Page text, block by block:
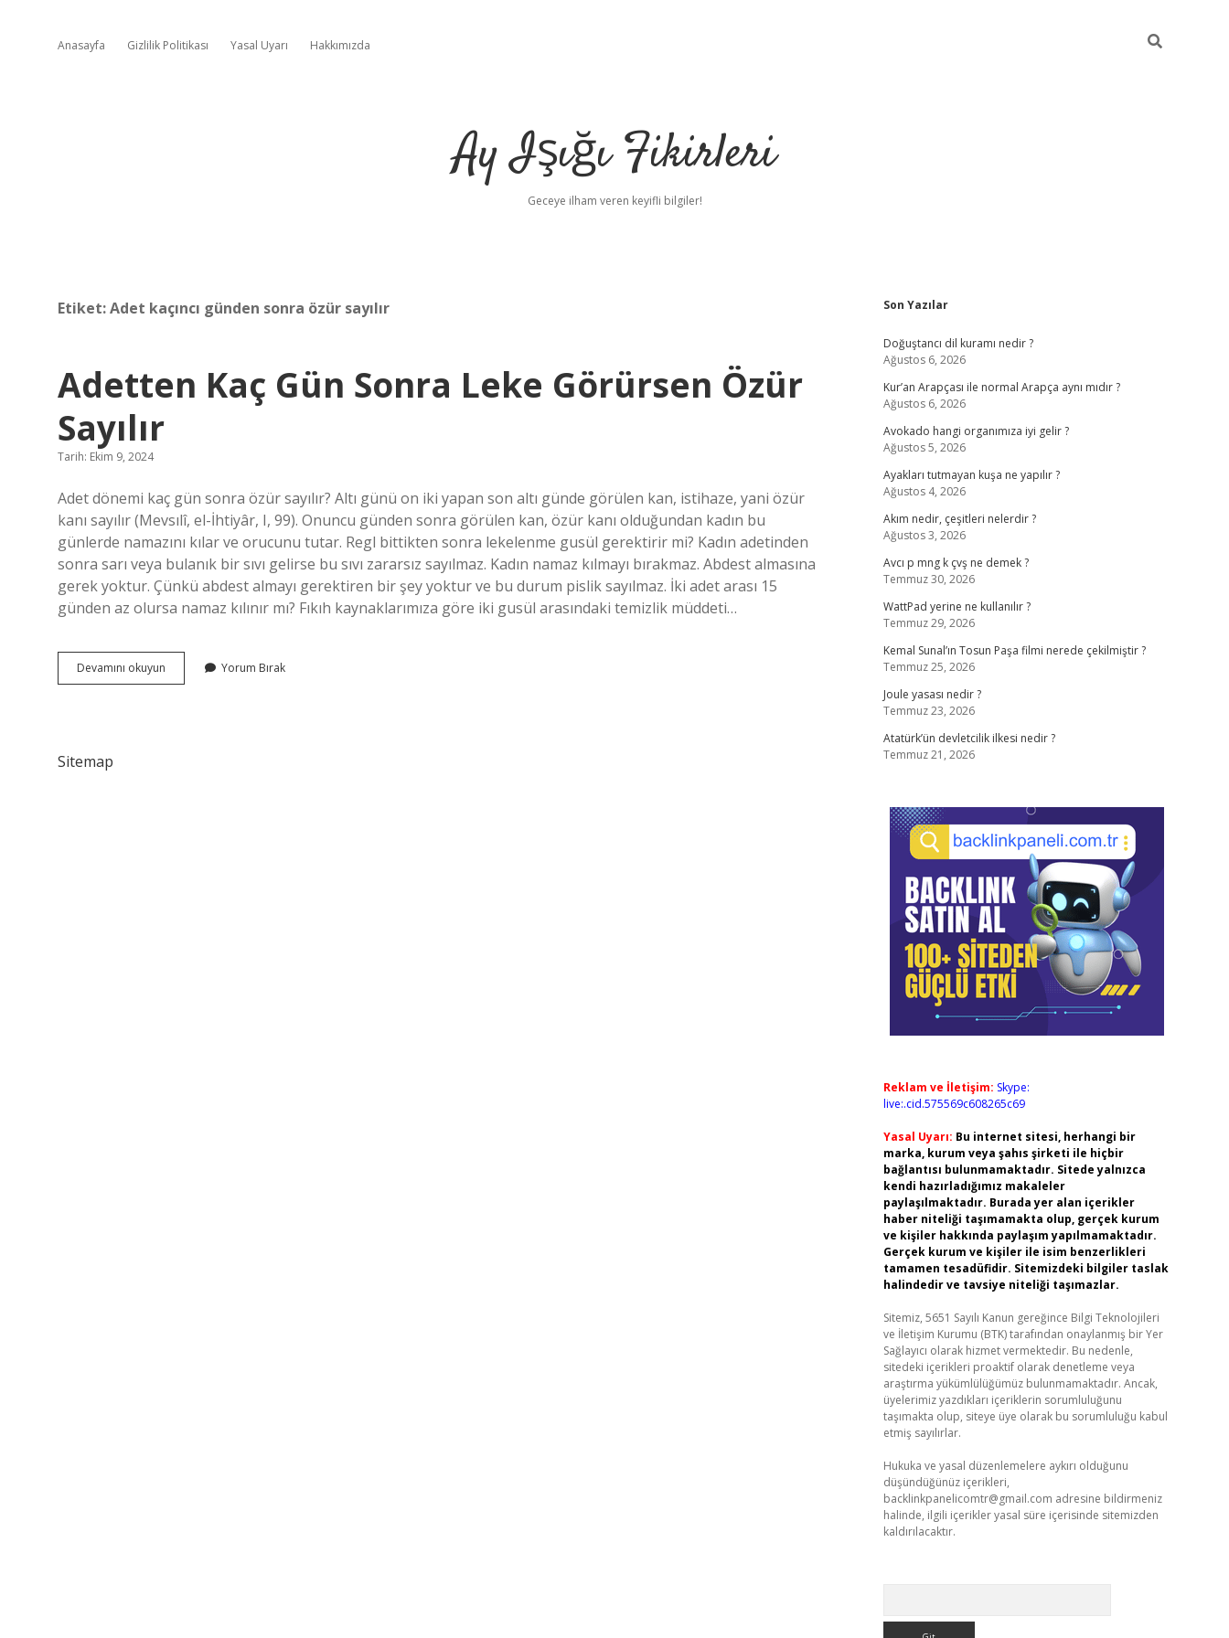
Anasayfa Gizlilik Politikası Yasal Uyarı Hakkımızda
Ay Işığı Fikirleri
Geceye ilham veren keyifli bilgiler!
Etiket:Adet kaçıncı günden sonra özür sayılır
Adetten Kaç Gün Sonra Leke Görürsen Özür
Sayılır
Tarih: Ekim 9, 2024
Adet dönemi kaç gün sonra özür sayılır? Altı günü on iki yapan son altı günde görülen kan, istihaze, yani özür
kanı sayılır (Mevsılî, el-İhtiyâr, I, 99). Onuncu günden sonra görülen kan, özür kanı olduğundan kadın bu
günlerde namazını kılar ve orucunu tutar. Regl bittikten sonra lekelenme gusül gerektirir mi? Kadın adetinden
sonra sarı veya bulanık bir sıvı gelirse bu sıvı zararsız sayılmaz. Kadın namaz kılmayı bırakmaz. Abdest almasına
gerek yoktur. Çünkü abdest almayı gerektiren bir şey yoktur ve bu durum pislik sayılmaz. İki adet arası 15
günden az olursa namaz kılınır mı? Fıkıh kaynaklarımıza göre iki gusül arasındaki temizlik müddeti…
Devamını okuyun Adetten
Kaç
Yorum Bırak
Sitemap
Sidebar
Son Yazılar
Doğuştancı dil kuramı nedir ?
Ağustos 6, 2026
Kur’an Arapçası ile normal Arapça aynı mıdır ?
Ağustos 6, 2026
Avokado hangi organımıza iyi gelir ?
Ağustos 5, 2026
Ayakları tutmayan kuşa ne yapılır ?
Ağustos 4, 2026
Akım nedir, çeşitleri nelerdir ?
Ağustos 3, 2026
Avcı p mng k çvş ne demek ?
Temmuz 30, 2026
WattPad yerine ne kullanılır ?
Temmuz 29, 2026
Kemal Sunal’ın Tosun Paşa filmi nerede çekilmiştir ?
Temmuz 25, 2026
Joule yasası nedir ?
Temmuz 23, 2026
Atatürk’ün devletcilik ilkesi nedir ?
Temmuz 21, 2026
Reklam ve İletişim: Skype:
live:.cid.575569c608265c69
Yasal Uyarı: Bu internet sitesi, herhangi bir
marka, kurum veya şahıs şirketi ile hiçbir
bağlantısı bulunmamaktadır. Sitede yalnızca
kendi hazırladığımız makaleler
paylaşılmaktadır. Burada yer alan içerikler
haber niteliği taşımamakta olup, gerçek kurum
ve kişiler hakkında paylaşım yapılmamaktadır.
Gerçek kurum ve kişiler ile isim benzerlikleri
tamamen tesadüfidir. Sitemizdeki bilgiler taslak
halindedir ve tavsiye niteliği taşımazlar.
Sitemiz, 5651 Sayılı Kanun gereğince Bilgi Teknolojileri
ve İletişim Kurumu (BTK) tarafından onaylanmış bir Yer
Sağlayıcı olarak hizmet vermektedir. Bu nedenle,
sitedeki içerikleri proaktif olarak denetleme veya
araştırma yükümlülüğümüz bulunmamaktadır. Ancak,
üyelerimiz yazdıkları içeriklerin sorumluluğunu
taşımakta olup, siteye üye olarak bu sorumluluğu kabul
etmiş sayılırlar.
Hukuka ve yasal düzenlemelere aykırı olduğunu
düşündüğünüz içerikleri,
backlinkpanelicomtr@gmail.com adresine bildirmeniz
halinde, ilgili içerikler yasal süre içerisinde sitemizden
kaldırılacaktır.